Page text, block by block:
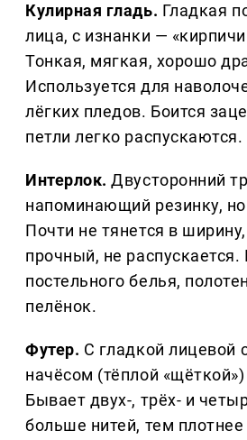
Кулирная гладь. Гладкая
лица, с изнанки —
Тонкая, мягкая, хорошо
Используется для
лёгких пледов. Боится
петли легко распускаются.
Интерлок. Двусторонний
напоминающий резинку,
Почти не тянется в
прочный, не распускается.
постельного белья,
пелёнок.
Футер. С гладкой лицевой
начёсом (тёплой
Бывает двух-, трёх- и
больше нитей, тем